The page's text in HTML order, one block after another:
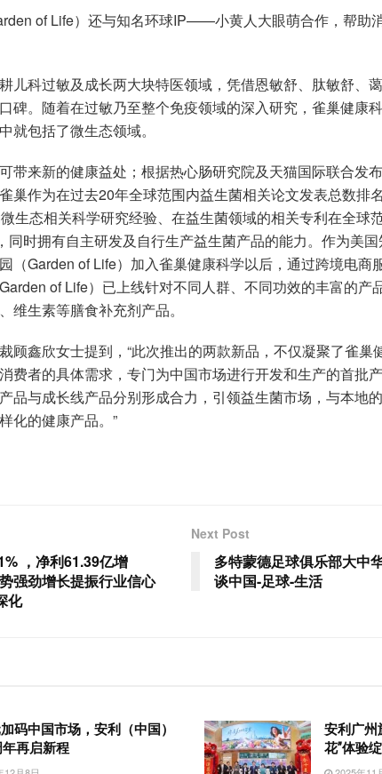
of Life）还与知名环球IP——小黄人大眼萌合作，帮助
儿科过敏及成长两大块特医领域，凭借恩敏舒、肽敏舒、
碑。随着在过敏乃至整个免疫领域的深入研究，雀巢健康
就包括了微生态领域。
带来新的健康益处；根据热心肠研究院及天猫国际联合发
巢作为在过去20年全球范围内益生菌相关论文发表总数排
生态相关科学研究经验、在益生菌领域的相关专利在全球
同时拥有自主研发及自行生产益生菌产品的能力。作为美
（Garden of Life）加入雀巢健康科学以后，通过跨境电商
of Life）已上线针对不同人群、不同功效的丰富的产
维生素等膳食补充剂产品。
顾鑫欣女士提到，“此次推出的两款新品，不仅凝聚了雀巢
费者的具体需求，专门为中国市场进行开发和生产的首批
品与成长线产品分别形成合力，引领益生菌市场，与本地
化的健康产品。”
，净利61.39亿增
强劲增长提振行业信心
化
Next Post
多特蒙德足球俱乐部大中
谈中国-足球-生活
码中国市场，安利（中国）
再启新程
安利广州
花”体验